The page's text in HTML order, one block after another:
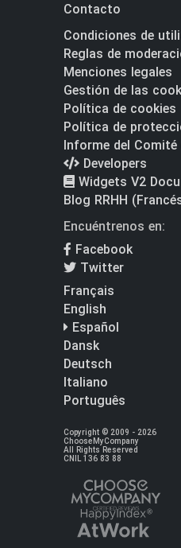
Contacto
Condiciones de
Reglas de
Menciones legales
Gestión de las
Política de cookies
Política de
Informe del
Developers
Widgets V2
Blog RRHH
Encuéntrenos en:
Facebook
Twitter
Français
English
Español
Dansk
Deutsch
Italiano
Português
Copyright © 2009 - 2026
ChooseMyCompany
All Rights Reserved
CNIL 136 83 88